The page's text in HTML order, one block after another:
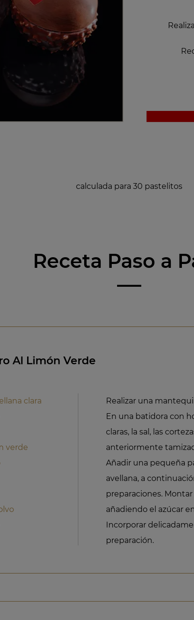
calculada para 30 pastelitos
Receta Paso a
Al Limón Verde
clara
verde
Realizar una
En una batidora con
claras, la sal, las
anteriormente
Añadir una pequeña
avellana, a
preparaciones.
añadiendo el azúcar
Incorporar
preparación.